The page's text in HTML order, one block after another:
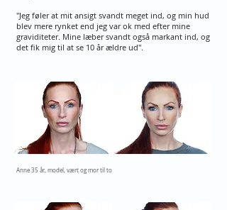
"Jeg føler at mit ansigt svandt meget ind, og min hud
blev mere rynket end jeg var ok med efter mine
graviditeter. Mine læber svandt også markant ind, og
det fik mig til at se 10 år ældre ud".
Anne 35 år, model, vært og mor til to